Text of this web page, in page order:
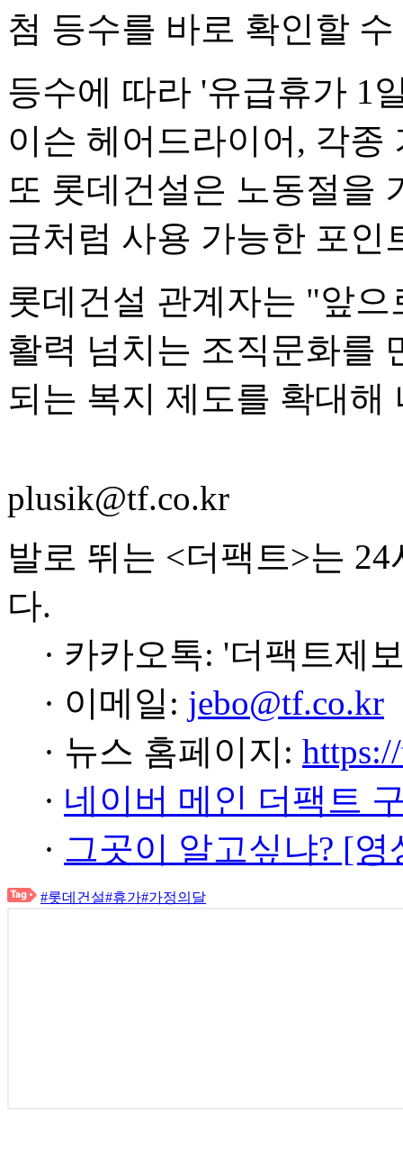
첨 등수를 바로 확인할
등수에 따라 '유급휴가 1
이슨 헤어드라이어, 각종
또 롯데건설은 노동절을
금처럼 사용 가능한 포인
롯데건설 관계자는 "앞
활력 넘치는 조직문화를
되는 복지 제도를 확대
plusik@tf.co.kr
발로 뛰는 <더팩트>는
다.
· 카카오톡: '더팩트제
· 이메일: jebo@tf.co.kr
· 뉴스 홈페이지:
· 네이버 메인 더팩트
· 그곳이 알고싶냐? [
#롯데건설#휴가#가정의달